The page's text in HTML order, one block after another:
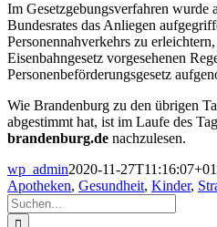
Im Gesetzgebungsverfahren wurde
Bundesrates das Anliegen
Personennahverkehrs zu
Eisenbahngesetz vorgesehenen
Personenbeförderungsgesetz
Wie Brandenburg zu den übrigen
abgestimmt hat, ist im Laufe des
brandenburg.de nachzulesen.
wp_admin2020-11-
Apotheken, Gesundheit, Kinder,
Suche
nach: